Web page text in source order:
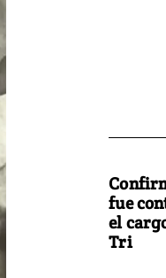
fue
el
Tri